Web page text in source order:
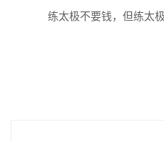
练太极不要钱，但练太